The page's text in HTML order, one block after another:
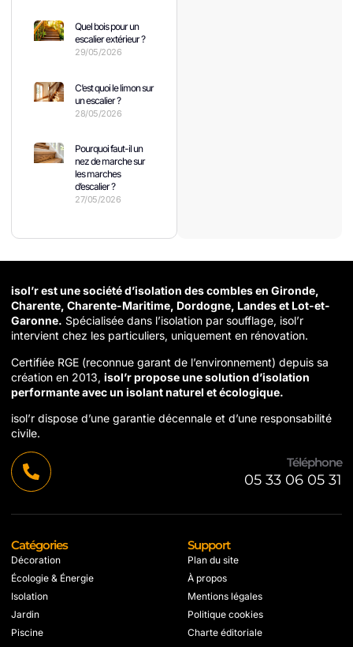
Quel bois pour un
escalier extérieur ?
29/05/2026
C’est quoi le limon sur
un escalier ?
28/05/2026
Pourquoi faut-il un
nez de marche sur
les marches
d’escalier ?
27/05/2026
isol’r est une société d’isolation des combles en Gironde,
Charente, Charente-Maritime, Dordogne, Landes et Lot-et-
Garonne. Spécialisée dans l’isolation par soufflage, isol’r
intervient chez les particuliers, uniquement en rénovation.
Certifiée RGE (reconnue garant de l’environnement) depuis sa
création en 2013, isol’r propose une solution d’isolation
performante avec un isolant naturel et écologique.
isol’r dispose d’une garantie décennale et d’une responsabilité
civile.
Téléphone
05 33 06 05 31
Catégories
Décoration
Écologie & Énergie
Isolation
Jardin
Piscine
Support
Plan du site
À propos
Mentions légales
Politique cookies
Charte éditoriale